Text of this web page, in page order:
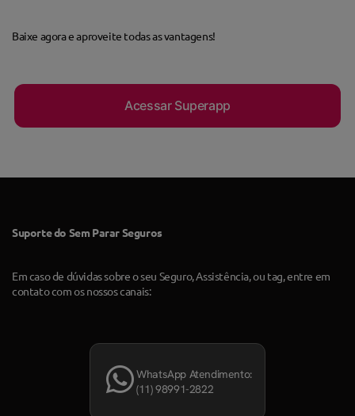
Baixe agora e aproveite todas as vantagens!
Acessar Superapp
Suporte do Sem Parar Seguros
Em caso de dúvidas sobre o seu Seguro, Assistência, ou tag, entre em
contato com os nossos canais:
WhatsApp Atendimento:
(11) 98991-2822